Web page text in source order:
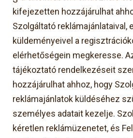
kifejezetten hozzájárulhat
Szolgáltató reklámajánlataival,
küldeményeivel a
elérhetőségein megkeresse.
tájékoztató rendelkezéseit
hozzájárulhat ahhoz, hogy
reklámajánlatok küldéséhez
személyes adatait kezelje.
kéretlen reklámüzenetet, és